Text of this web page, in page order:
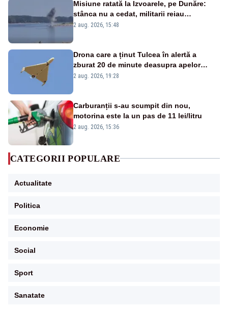
Misiune ratată la Izvoarele, pe Dunăre:
stânca nu a cedat, militarii reiau
detonările luni – VIDEO
2 aug. 2026, 15:48
Drona care a ținut Tulcea în alertă a
zburat 20 de minute deasupra apelor
României. Au fost ridicate două F-16
2 aug. 2026, 19:28
Carburanții s-au scumpit din nou,
motorina este la un pas de 11 lei/litru
2 aug. 2026, 15:36
CATEGORII POPULARE
Actualitate
Politica
Economie
Social
Sport
Sanatate